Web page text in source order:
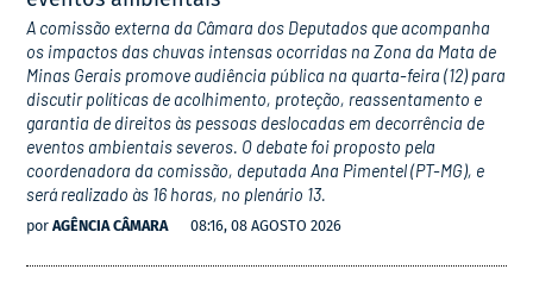
A comissão externa da Câmara dos Deputados que acompanha
os impactos das chuvas intensas ocorridas na Zona da Mata de
Minas Gerais promove audiência pública na quarta-feira (12) para
discutir políticas de acolhimento, proteção, reassentamento e
garantia de direitos às pessoas deslocadas em decorrência de
eventos ambientais severos. O debate foi proposto pela
coordenadora da comissão, deputada Ana Pimentel (PT-MG), e
será realizado às 16 horas, no plenário 13.
por AGÊNCIA CÂMARA 08:16, 08 AGOSTO 2026